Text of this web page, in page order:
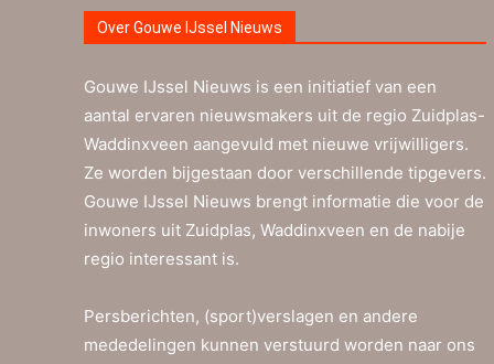
Over Gouwe IJssel Nieuws
Gouwe IJssel Nieuws is een initiatief van een
aantal ervaren nieuwsmakers uit de regio Zuidplas-
Waddinxveen aangevuld met nieuwe vrijwilligers.
Ze worden bijgestaan door verschillende tipgevers.
Gouwe IJssel Nieuws brengt informatie die voor de
inwoners uit Zuidplas, Waddinxveen en de nabije
regio interessant is.
Persberichten, (sport)verslagen en andere
mededelingen kunnen verstuurd worden naar ons